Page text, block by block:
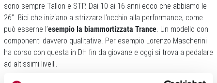
sono sempre Tallon e STP. Dai 10 ai 16 anni ecco che abbiamo le
26”. Bici che iniziano a strizzare l’occhio alla performance, come
può esserne l’esempio la biammortizzata Trance. Un modello con
componenti davvero qualitative. Per esempio Lorenzo Mascherini
ha corso con questa in DH fin da giovane e oggi si trova a pedalare
ad altissimi livelli.